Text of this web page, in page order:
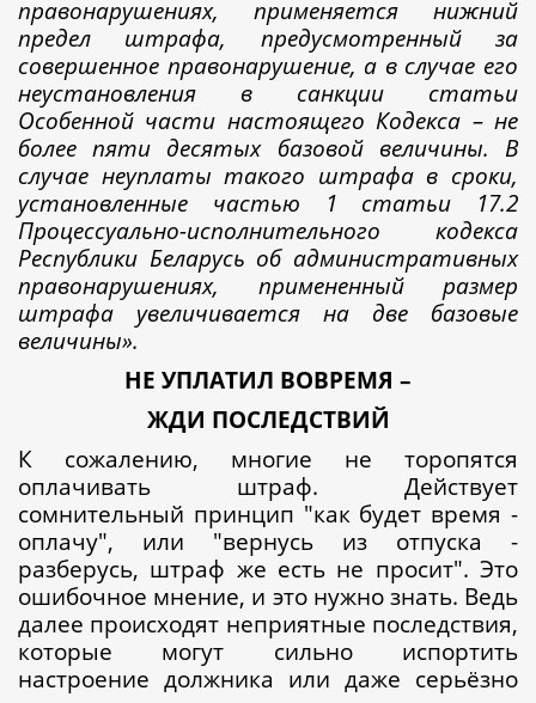
правонарушениях, применяется нижний
предел штрафа, предусмотренный за
совершенное правонарушение, а в случае его
неустановления в санкции статьи
Особенной части настоящего Кодекса – не
более пяти десятых базовой величины. В
случае неуплаты такого штрафа в сроки,
установленные частью 1 статьи 17.2
Процессуально-исполнительного кодекса
Республики Беларусь об административных
правонарушениях, примененный размер
штрафа увеличивается на две базовые
величины».
НЕ УПЛАТИЛ ВОВРЕМЯ –
ЖДИ ПОСЛЕДСТВИЙ
К сожалению, многие не торопятся
оплачивать штраф. Действует
сомнительный принцип "как будет время -
оплачу", или "вернусь из отпуска -
разберусь, штраф же есть не просит". Это
ошибочное мнение, и это нужно знать. Ведь
далее происходят неприятные последствия,
которые могут сильно испортить
настроение должника или даже серьёзно